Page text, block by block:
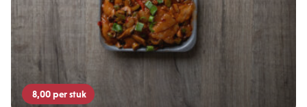
8,00per stuk